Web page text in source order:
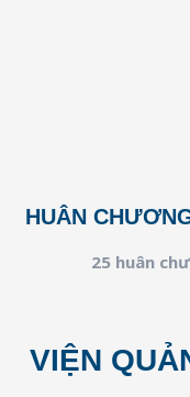
HUÂN
25 huân
VIỆN